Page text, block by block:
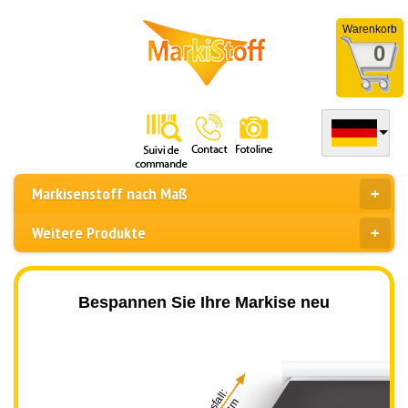
Warenkorb
0
Markisenstoff nach Maß
Weitere Produkte
Bespannen Sie Ihre Markise neu